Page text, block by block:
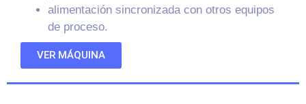
alimentación sincronizada con otros equipos
de proceso.
VER MÁQUINA